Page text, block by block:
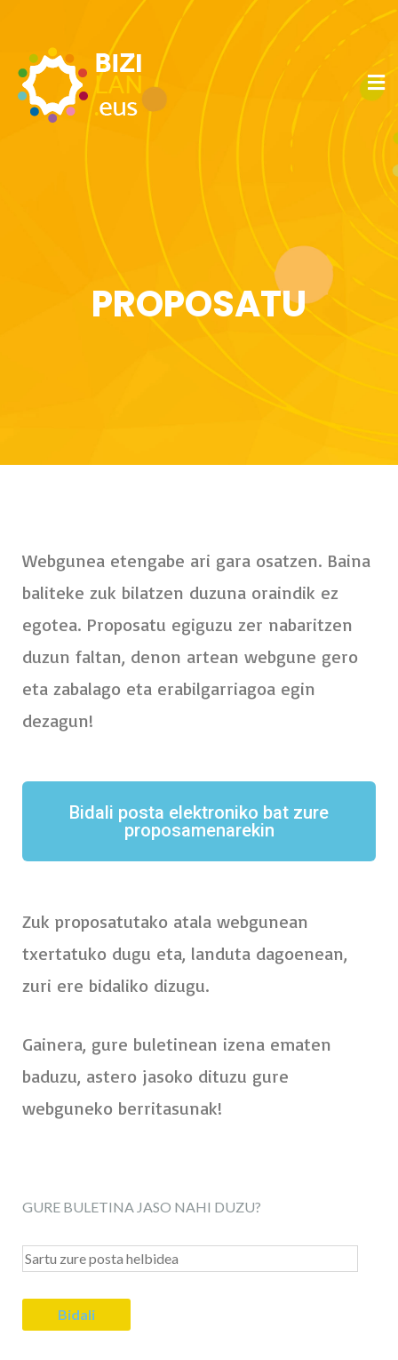
PROPOSATU
Webgunea etengabe ari gara osatzen. Baina
baliteke zuk bilatzen duzuna oraindik ez
egotea. Proposatu egiguzu zer nabaritzen
duzun faltan, denon artean webgune gero
eta zabalago eta erabilgarriagoa egin
dezagun!
Bidali posta elektroniko bat zure
proposamenarekin
Zuk proposatutako atala webgunean
txertatuko dugu eta, landuta dagoenean,
zuri ere bidaliko dizugu.
Gainera, gure buletinean izena ematen
baduzu, astero jasoko dituzu gure
webguneko berritasunak!
GURE BULETINA JASO NAHI DUZU?